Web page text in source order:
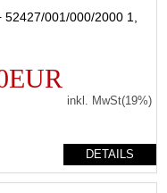
001/000/2000 1,
inkl. MwSt(19%)
DETAILS